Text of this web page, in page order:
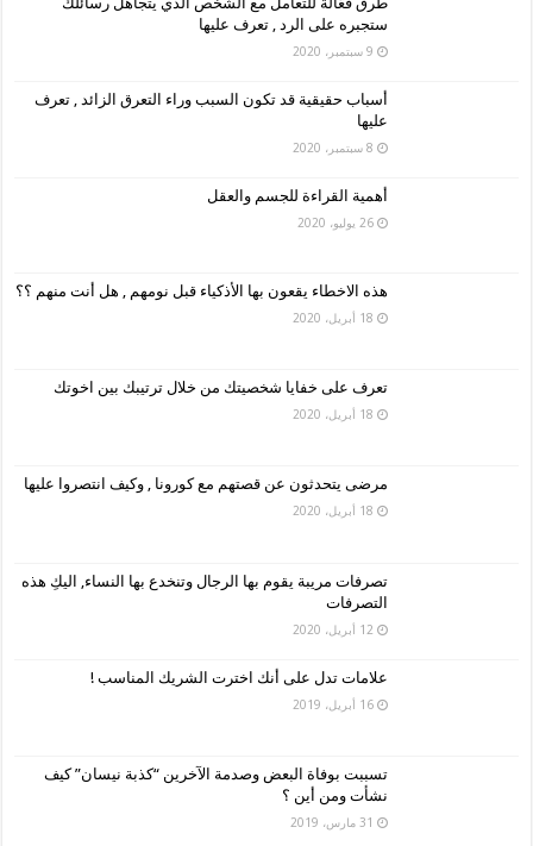
ستجبره على الرد , تعرف عليها
9 سبتمبر، 2020
أسباب حقيقية قد تكون السبب وراء التعرق الزائد , تعرف
عليها
8 سبتمبر، 2020
أهمية القراءة للجسم والعقل
26 يوليو، 2020
هذه الاخطاء يقعون بها الأذكياء قبل نومهم , هل أنت منهم ؟؟
18 أبريل، 2020
تعرف على خفايا شخصيتك من خلال ترتيبك بين اخوتك
18 أبريل، 2020
مرضى يتحدثون عن قصتهم مع كورونا , وكيف انتصروا عليها
18 أبريل، 2020
تصرفات مريبة يقوم بها الرجال وتنخدع بها النساء, اليكِ هذه
التصرفات
12 أبريل، 2020
علامات تدل على أنك اخترت الشريك المناسب !
16 أبريل، 2019
تسببت بوفاة البعض وصدمة الآخرين “كذبة نيسان” كيف
نشأت ومن أين ؟
31 مارس، 2019